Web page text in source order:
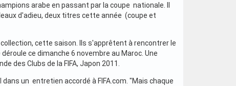
arabe en passant par la coupe nationale. Il
d'adieu, deux titres cette année (coupe et
cette saison. Ils s'apprêtent à rencontrer le
ce dimanche 6 novembre au Maroc. Une
des Clubs de la FIFA, Japon 2011.
un entretien accordé à FIFA.com. "Mais chaque